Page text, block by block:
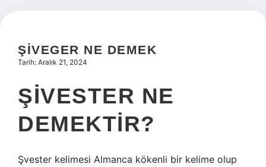
Hakkımızda
ŞIVEGER NE DEMEK
Tarih: Aralık 21, 2024
ŞIVESTER NE
DEMEKTIR?
Şvester kelimesi Almanca kökenli bir kelime olup